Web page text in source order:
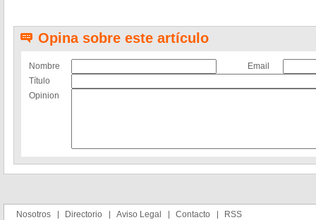
Opina sobre este artículo
Nombre
Email
Título
Opinion
Nosotros Directorio Aviso Legal Contacto RSS